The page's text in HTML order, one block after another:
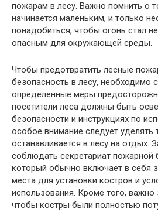
пожарам в лесу. Важно помнить о
начинается маленьким, и только
понадобиться, чтобы огонь стал
опасным для окружающей среды.
Чтобы предотвратить лесные
безопасность в лесу, необходимо
определенные меры
посетители леса должны быть
безопасности и инструкциях по
особое внимание следует уделять
останавливается в лесу на отдых.
соблюдать секретариат пожарной
который обычно включает в себя
места для установки костров и
использования. Кроме того, важно
чтобы костры были полностью